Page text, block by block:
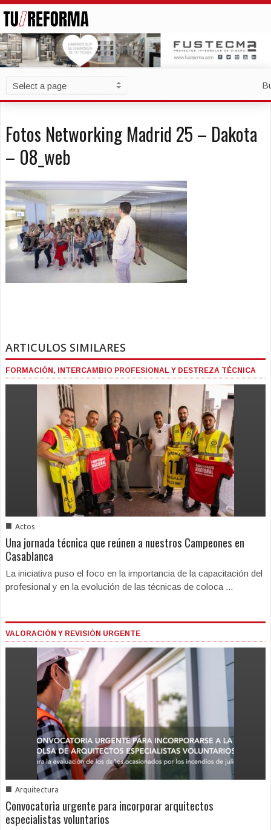
Fotos Networking Madrid 25 – Dakota
– 08_web
ARTICULOS SIMILARES
FORMACIÓN, INTERCAMBIO PROFESIONAL Y DESTREZA TÉCNICA
■ Actos
Una jornada técnica que reúnen a nuestros Campeones en
Casablanca
La iniciativa puso el foco en la importancia de la capacitación del
profesional y en la evolución de las técnicas de coloca ...
VALORACIÓN Y REVISIÓN URGENTE
■ Arquitectura
Convocatoria urgente para incorporar arquitectos
especialistas voluntarios